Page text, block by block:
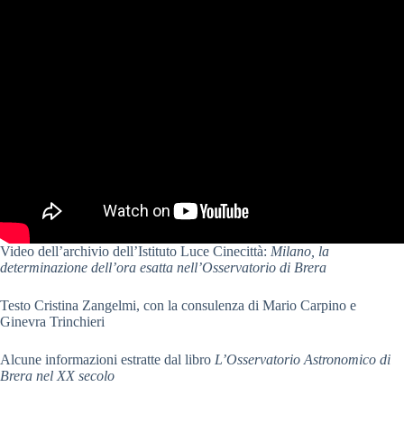
Video dell’archivio dell’Istituto Luce Cinecittà: Milano, la
determinazione dell’ora esatta nell’Osservatorio di Brera
Testo Cristina Zangelmi, con la consulenza di Mario Carpino e
Ginevra Trinchieri
Alcune informazioni estratte dal libro L’Osservatorio Astronomico di
Brera nel XX secolo